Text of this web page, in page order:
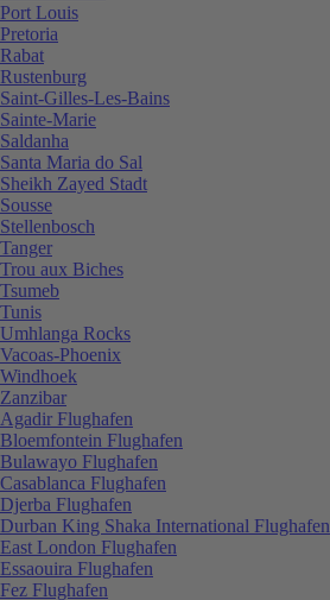
Port Louis
Pretoria
Rabat
Rustenburg
Saint-Gilles-Les-Bains
Sainte-Marie
Saldanha
Santa Maria do Sal
Sheikh Zayed Stadt
Sousse
Stellenbosch
Tanger
Trou aux Biches
Tsumeb
Tunis
Umhlanga Rocks
Vacoas-Phoenix
Windhoek
Zanzibar
Agadir Flughafen
Bloemfontein Flughafen
Bulawayo Flughafen
Casablanca Flughafen
Djerba Flughafen
Durban King Shaka International Flughafen
East London Flughafen
Essaouira Flughafen
Fez Flughafen